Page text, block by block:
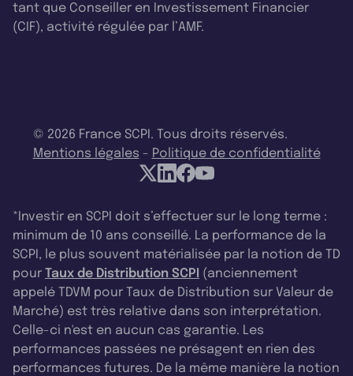
tant que Conseiller en Investissement Financier
(CIF), activité régulée par l’AMF.
© 2026 France SCPI. Tous droits réservés.
Mentions légales - Politique de confidentialité
*Investir en SCPI doit s’effectuer sur le long terme :
minimum de 10 ans conseillé. La performance de la
SCPI, le plus souvent matérialisée par la notion de TD
pour Taux de Distribution SCPI (anciennement
appelé TDVM pour Taux de Distribution sur Valeur de
Marché) est très relative dans son interprétation.
Celle-ci n'est en aucun cas garantie. Les
performances passées ne présagent en rien des
performances futures. De la même manière la notion